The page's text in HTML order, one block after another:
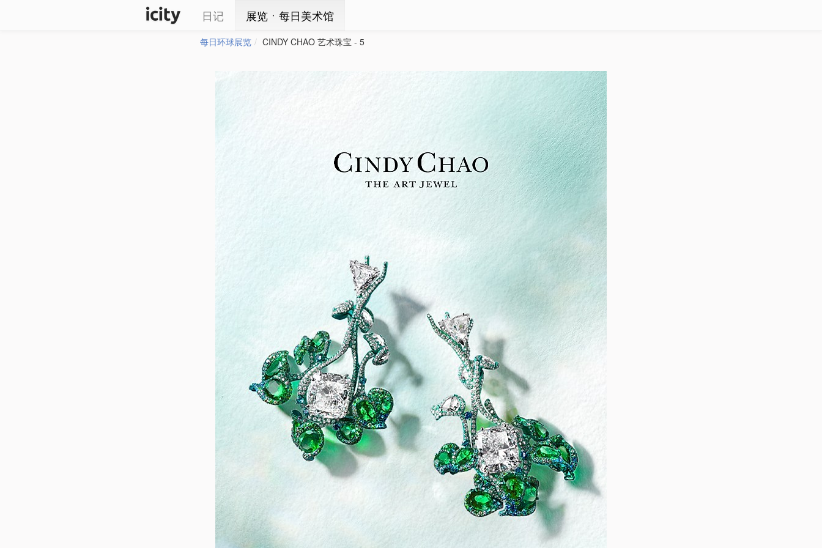
日记 展览ㆍ每日美术馆
每日环球展览 CINDY CHAO 艺术珠宝 - 5